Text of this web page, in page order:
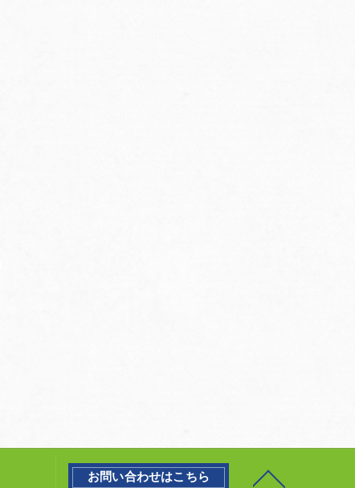
お問い合わせはこちら